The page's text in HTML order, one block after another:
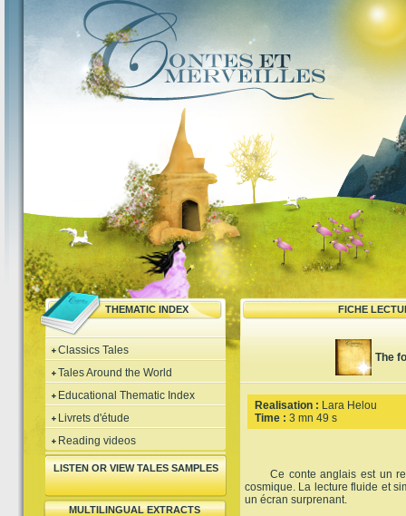
THEMATIC INDEX FICHE
Classics Tales
Tales Around the World
Educational Thematic Index
Livrets d'étude
Reading videos
LISTEN OR VIEW TALES SAMPLES
MULTILINGUAL EXTRACTS
The
Realisation : Lara Helou
Time : 3 mn 49 s
Ce conte anglais est un
cosmique. La lecture fluide et
un écran surprenant.